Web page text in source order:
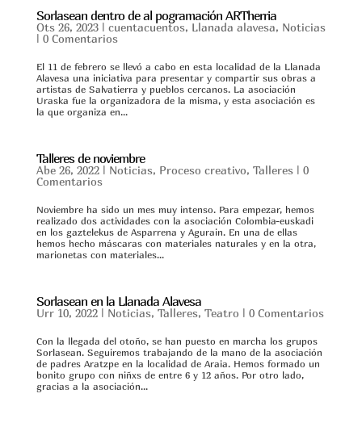
Sorlasean dentro de al pogramación ARTherria
Ots 26, 2023| cuentacuentos, Llanada alavesa, Noticias
| 0 Comentarios
El 11 de febrero se llevó a cabo en esta localidad de la Llanada
Alavesa una iniciativa para presentar y compartir sus obras a
artistas de Salvatierra y pueblos cercanos. La asociación
Uraska fue la organizadora de la misma, y esta asociación es
la que organiza en...
Talleres de noviembre
Abe 26, 2022| Noticias, Proceso creativo, Talleres| 0
Comentarios
Noviembre ha sido un mes muy intenso. Para empezar, hemos
realizado dos actividades con la asociación Colombia-euskadi
en los gaztelekus de Asparrena y Agurain. En una de ellas
hemos hecho máscaras con materiales naturales y en la otra,
marionetas con materiales...
Sorlasean en la Llanada Alavesa
Urr 10, 2022| Noticias, Talleres, Teatro | 0 Comentarios
Con la llegada del otoño, se han puesto en marcha los grupos
Sorlasean. Seguiremos trabajando de la mano de la asociación
de padres Aratzpe en la localidad de Araia. Hemos formado un
bonito grupo con niñxs de entre 6 y 12 años. Por otro lado,
gracias a la asociación...